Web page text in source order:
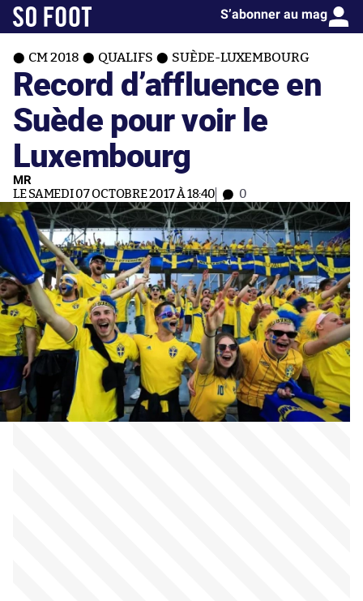
S’abonner au mag
CM 2018 QUALIFS SUÈDE-LUXEMBOURG
Record d’affluence en
Suède pour voir le
Luxembourg
MR
LE SAMEDI 07 OCTOBRE 2017 À 18:40 0